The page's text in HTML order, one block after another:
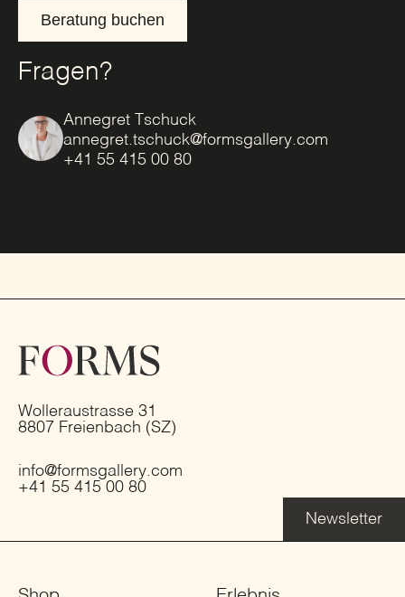
Beratung buchen
Fragen?
Annegret Tschuck
annegret.tschuck@formsgallery.com
+41 55 415 00 80
Wolleraustrasse 31
8807 Freienbach (SZ)
info@formsgallery.com
+41 55 415 00 80
Newsletter